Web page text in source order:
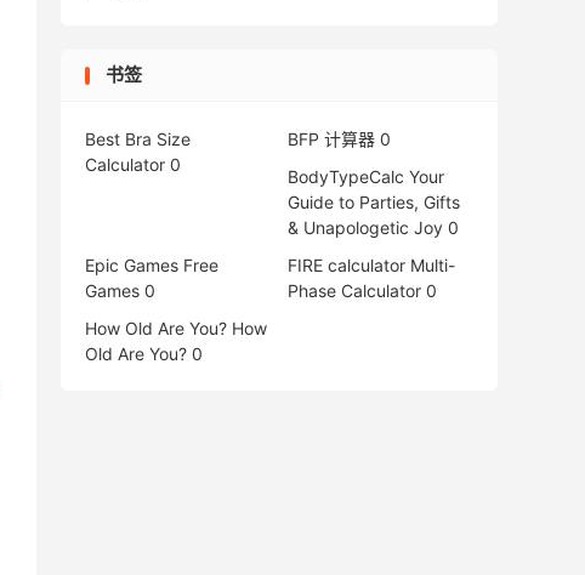
书签
Best Bra Size
Calculator 0
BFP 计算器 0
BodyTypeCalc Your
Guide to Parties, Gifts
& Unapologetic Joy 0
Epic Games Free
Games 0
FIRE calculator Multi-
Phase Calculator 0
How Old Are You? How
Old Are You? 0